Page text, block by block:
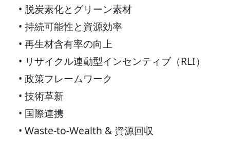
• 脱炭素化とグリーン素材
• 持続可能性と資源効率
• 再生材含有率の向上
• リサイクル連動型インセンティブ（RLI）
• 政策フレームワーク
• 技術革新
• 国際連携
• Waste-to-Wealth & 資源回収